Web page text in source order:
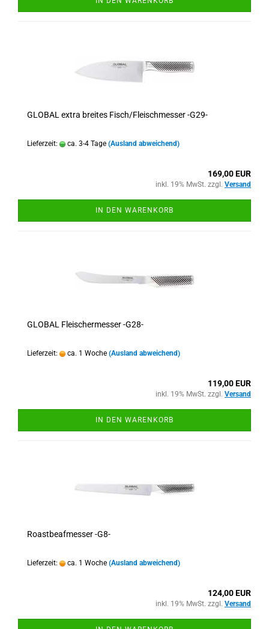
GLOBAL extra breites Fisch/Fleischmesser -G29-
Lieferzeit: ca. 3-4 Tage (Ausland abweichend)
169,00 EUR
inkl. 19% MwSt. zzgl. Versand
IN DEN WARENKORB
GLOBAL Fleischermesser -G28-
Lieferzeit: ca. 1 Woche (Ausland abweichend)
119,00 EUR
inkl. 19% MwSt. zzgl. Versand
IN DEN WARENKORB
Roastbeafmesser -G8-
Lieferzeit: ca. 1 Woche (Ausland abweichend)
124,00 EUR
inkl. 19% MwSt. zzgl. Versand